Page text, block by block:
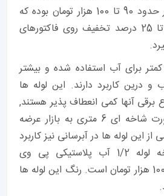
1/2 پلاستیکی سفید در حدود 90 تا 100 هزار تومان بوده که
در صورت خرید عمده تا 25 درصد تخفیف روی فاکتورهای
برای آب استفاده شده و بیشتر
درین کاربرد دارند. این لوله ها
برقی آنها کمی انعطاف پذیر هستند,
این لوله ها نیز به صورت شاخه ای 6 متری به بازار عرضه
این لوله ها در آبرسانی نیز کاربرد
دارند. قیمت هر شاخه لوله 1/2 آب پلاستیکی پی وی
سی(6متری) در حدود 100 هزار تومان است. رنگ این لوله ها